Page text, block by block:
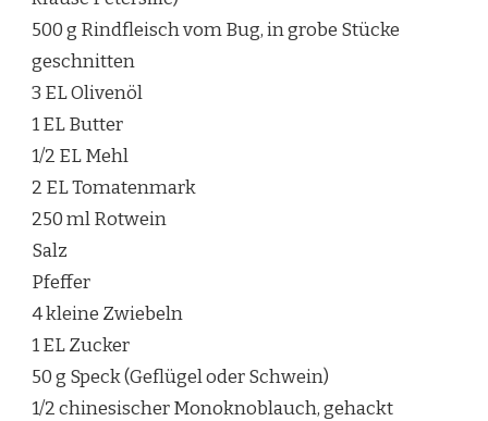
500 g Rindfleisch vom Bug, in grobe Stücke
geschnitten
3 EL Olivenöl
1 EL Butter
1/2 EL Mehl
2 EL Tomatenmark
250 ml Rotwein
Salz
Pfeffer
4 kleine Zwiebeln
1 EL Zucker
50 g Speck (Geflügel oder Schwein)
1/2 chinesischer Monoknoblauch, gehackt